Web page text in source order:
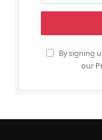
By signing
our